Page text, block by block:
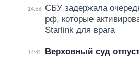
14:58
СБУ задержала
рф, которые
Starlink для врага
14:41
Верховный суд